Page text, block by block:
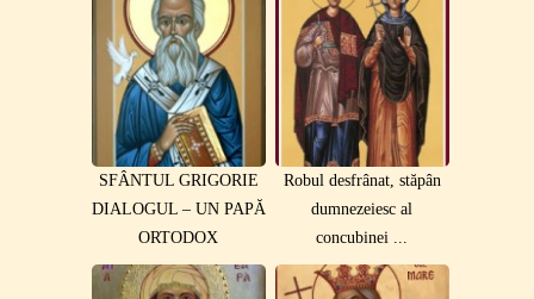
SFÂNTUL GRIGORIE
DIALOGUL – UN PAPĂ
ORTODOX
Robul desfrânat, stăpân
dumnezeiesc al
concubinei ...